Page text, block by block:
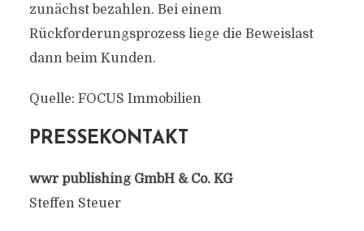
zunächst bezahlen. Bei einem
Rückforderungsprozess liege die Beweislast
dann beim Kunden.
Quelle: FOCUS Immobilien
PRESSEKONTAKT
wwr publishing GmbH & Co. KG
Steffen Steuer